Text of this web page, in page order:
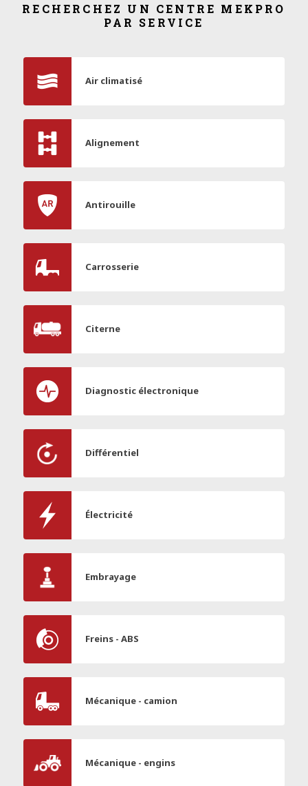
RECHERCHEZ UN CENTRE MEKPRO
PAR SERVICE
Air climatisé
Alignement
Antirouille
Carrosserie
Citerne
Diagnostic électronique
Différentiel
Électricité
Embrayage
Freins - ABS
Mécanique - camion
Mécanique - engins